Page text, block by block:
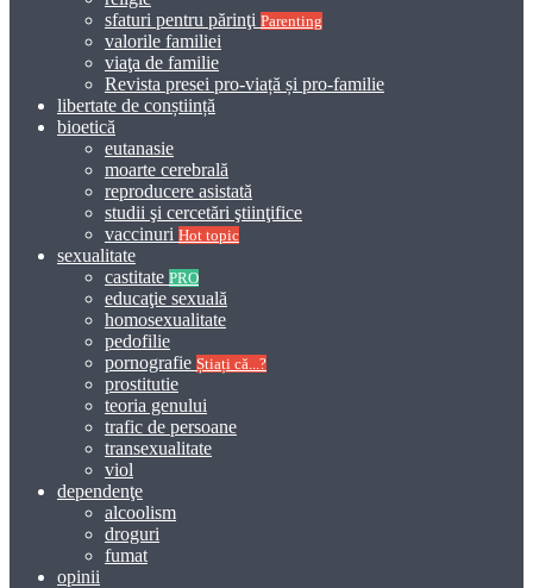
sfaturi pentru părinţi Parenting
valorile familiei
viaţa de familie
Revista presei pro-viață și pro-familie
libertate de conștiință
bioetică
eutanasie
moarte cerebrală
reproducere asistată
studii şi cercetări ştiinţifice
vaccinuri Hot topic
sexualitate
castitate PRO
educaţie sexuală
homosexualitate
pedofilie
pornografie Știați că...?
prostitutie
teoria genului
trafic de persoane
transexualitate
viol
dependenţe
alcoolism
droguri
fumat
opinii